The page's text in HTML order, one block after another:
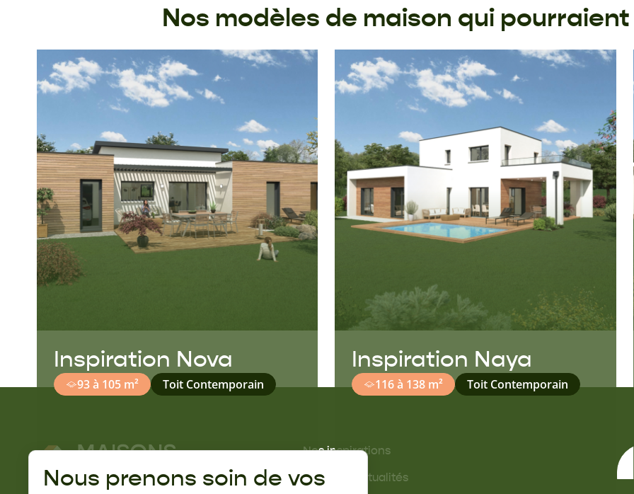
Nos modèles de maison qui
Inspiration Nova
93 à 105 m² Toit Contemporain
Inspiration Naya
116 à 138 m² Toit Contemporain
Nos inspirations
Guides & actualités
Nous prenons soin de vos